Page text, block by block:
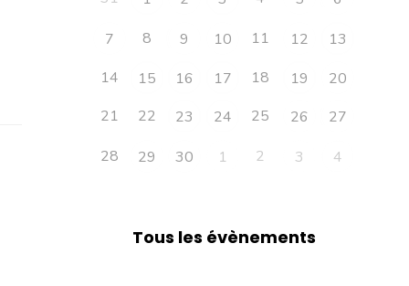
7
8 9 10 11 12
13
14
15 16 17 18 19
20
21
22 23 24 25 26
27
28
29 30 1 2 3 4
Tous les évènements